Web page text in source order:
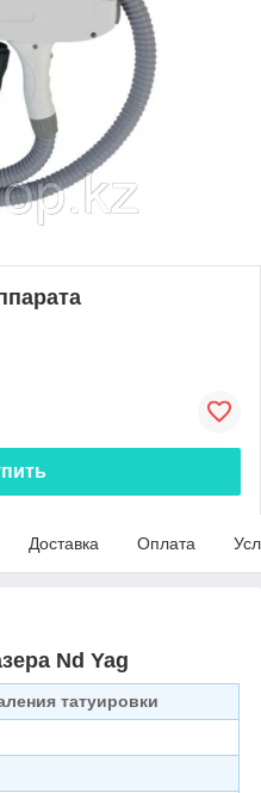
Доставка Оплата
Nd Yag
татуировки